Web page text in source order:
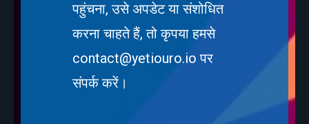
पहुंचना, उसे अपडेट या संशोधित
करना चाहते हैं, तो कृपया हमसे
contact@yetiouro.io पर
संपर्क करें।